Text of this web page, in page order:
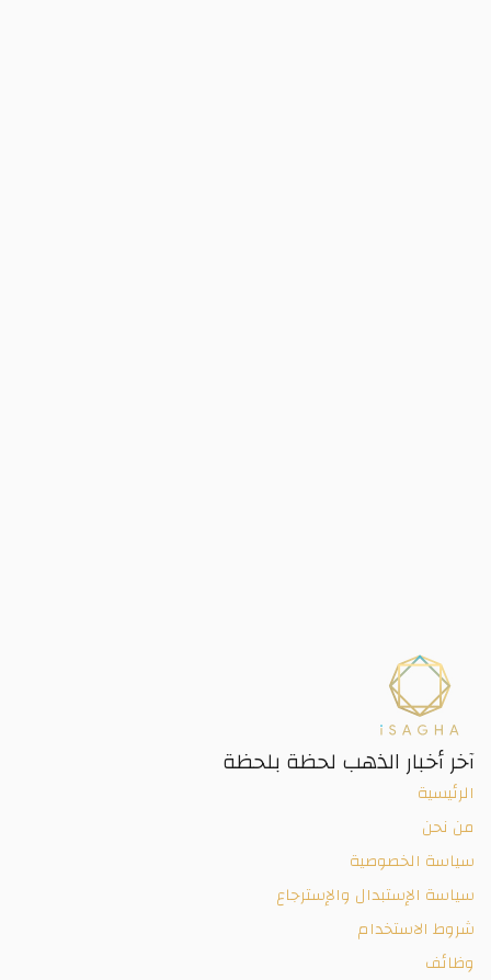
آخر أخبار الذهب لحظة بلحظة
الرئيسية
من نحن
سياسة الخصوصية
سياسة الإستبدال والإسترجاع
شروط الاستخدام
وظائف